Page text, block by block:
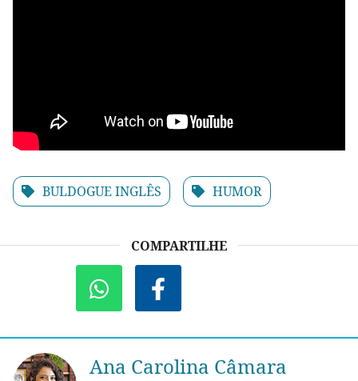
BULDOGUE INGLÊS HUMOR
COMPARTILHE
Ana Carolina Câmara